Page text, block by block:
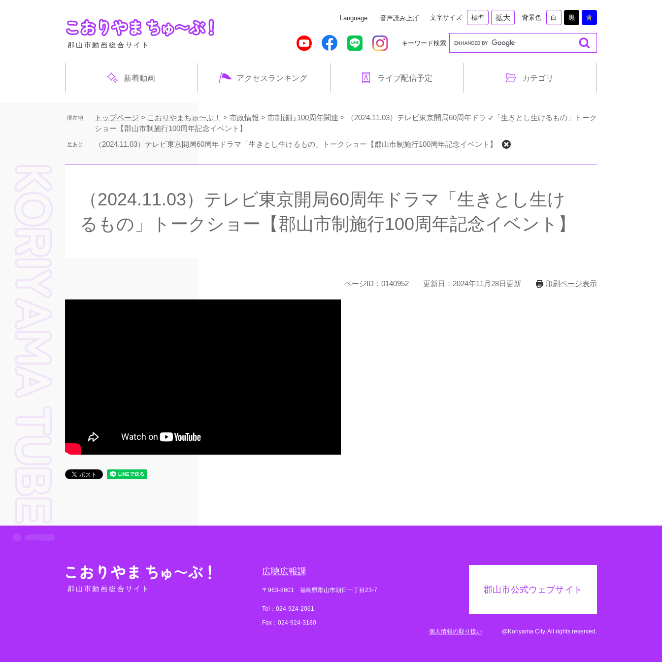
郡山市動画総合サイト
Language 音声読み上げ 文字サイズ 標準 拡大 背景色 白 黒 青
キーワード検索
新着動画 アクセスランキング ライブ配信予定 カテゴリ
現在地 トップページ > こおりやまちゅ〜ぶ！ > 市政情報 > 市制施行100周年関連 >
（2024.11.03）テレビ東京開局60周年ドラマ「生きとし生けるもの」トーク
ショー【郡山市制施行100周年記念イベント】
足あと （2024.11.03）テレビ東京開局60周年ドラマ「生きとし生けるもの」トークショー【郡山市制施行100周年記念イベント】
（2024.11.03）テレビ東京開局60周年ドラマ「生きとし生け
るもの」トークショー【郡山市制施行100周年記念イベント】
ページID：0140952 更新日：2024年11月28日更新 印刷ページ表示
郡山市動画総合サイト
広聴広報課
〒963-8601 福島県郡山市朝日一丁目23-7
Tel：024-924-2061
Fax：024-924-3180
郡山市公式ウェブサイト
個人情報の取り扱い @Koriyama City. All rights reserved.